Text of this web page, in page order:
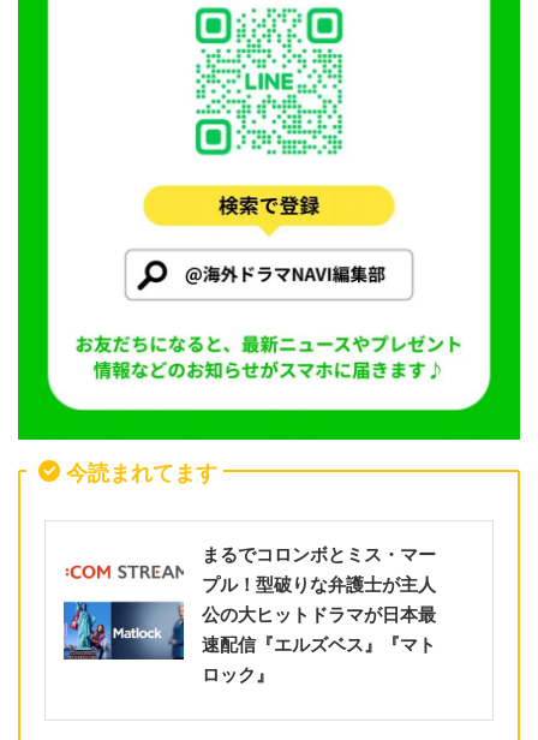
今読まれてます
まるでコロンボとミス・マー
プル！型破りな弁護士が主人
公の大ヒットドラマが日本最
速配信『エルズベス』『マト
ロック』